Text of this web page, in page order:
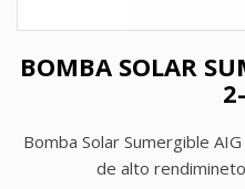
BOMBA SOLAR
Bomba Solar Sumergible
de alto